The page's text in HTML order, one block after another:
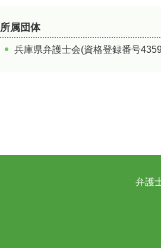
所属団体
兵庫県弁護士会(資格登録番号
弁護